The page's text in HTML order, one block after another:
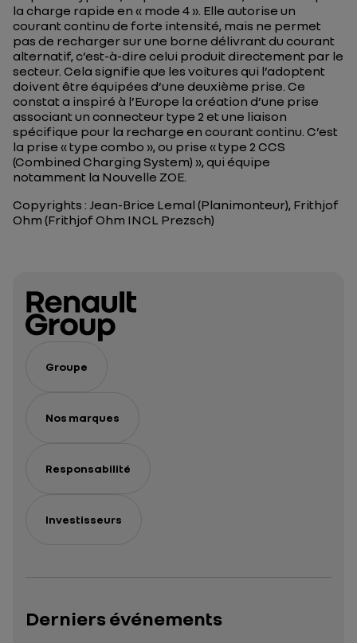
la charge rapide en « mode 4 ». Elle autorise un
courant continu de forte intensité, mais ne permet
pas de recharger sur une borne délivrant du courant
alternatif, c’est-à-dire celui produit directement par le
secteur. Cela signifie que les voitures qui l’adoptent
doivent être équipées d’une deuxième prise. Ce
constat a inspiré à l’Europe la création d’une prise
associant un connecteur type 2 et une liaison
spécifique pour la recharge en courant continu. C’est
la prise « type combo », ou prise « type 2 CCS
(Combined Charging System) », qui équipe
notamment la Nouvelle ZOE.
Copyrights : Jean-Brice Lemal (Planimonteur), Frithjof
Ohm (Frithjof Ohm INCL Prezsch)
Groupe
Nos marques
Responsabilité
Investisseurs
Derniers événements